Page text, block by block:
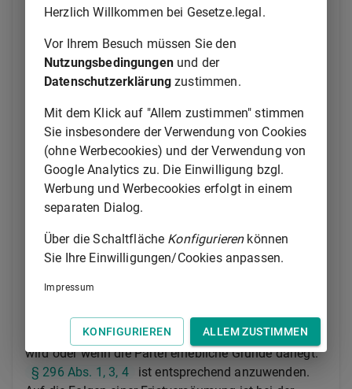
(2) Die Einspruchsschrift muss enthalten:
1.
die Bezeichnung des Urteils, gegen das der
Einspruch gerichtet wird;
2.
die Erklärung, dass gegen dieses Urteil
Soll das Urteil nur zum Teil angefochten werden, so
ist der Umfang der Anfechtung zu bezeichnen.
(3) In der Einspruchsschrift hat die Partei ihre
Angriffs- und Verteidigungsmittel, soweit es nach der
des Verfahrens bedachten Prozessführung
entspricht, sowie Rügen, die die Zulässigkeit der
Vorsitzende für die Begründung die Frist verlängern,
wenn nach seiner freien Überzeugung der
Rechtsstreit durch die Verlängerung nicht verzögert
wird oder wenn die Partei erhebliche Gründe darlegt.
§ 296 Abs. 1, 3, 4
ist entsprechend anzuwenden.
Herzlich Willkommen bei Gesetze.legal.
Vor Ihrem Besuch müssen Sie den
Nutzungsbedingungenund der
Datenschutzerklärung zustimmen.
Mit dem Klick auf "Allem zustimmen" stimmen
Sie insbesondere der Verwendung von Cookies
(ohne Werbecookies) und der Verwendung von
Google Analytics zu. Die Einwilligung bzgl.
Werbung und Werbecookies erfolgt in einem
separaten Dialog.
Über die Schaltfläche Konfigurierenkönnen
Sie Ihre Einwilligungen/Cookies anpassen.
Impressum
KONFIGURIEREN ALLEM ZUSTIMMEN